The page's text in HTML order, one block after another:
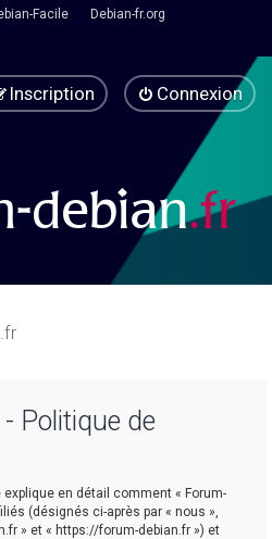
Facile
Debian-fr.org
Connexion
Inscription
Politique de
en détail comment « Forum-
(désignés ci-après par « nous »,
» et « https://forum-debian.fr ») et